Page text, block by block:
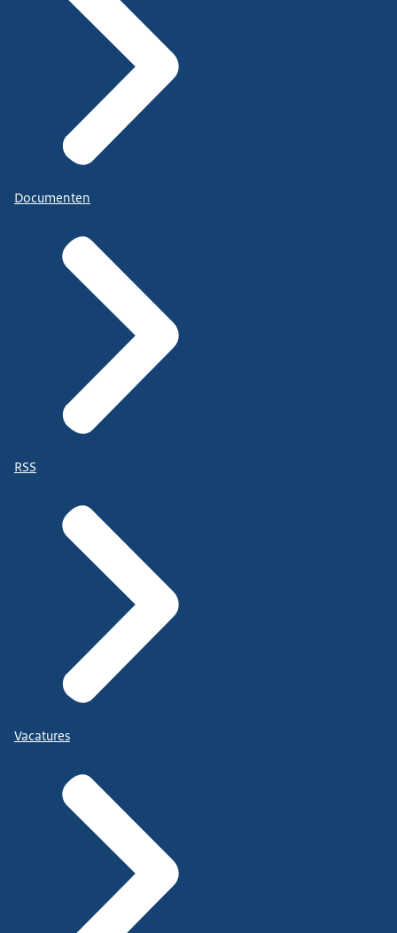
Documenten
RSS
Vacatures